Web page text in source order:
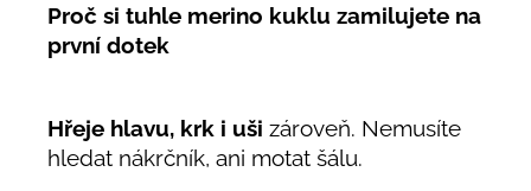
Proč si tuhle merino kuklu zamilujete na
první dotek
Hřeje hlavu, krk i uši zároveň. Nemusíte
hledat nákrčník, ani motat šálu.